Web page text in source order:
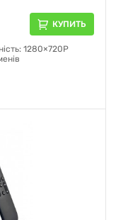
КУПИТЬ
1280×720P